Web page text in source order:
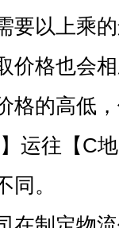
要以上乘
价格也会
的高低
运往【C
。